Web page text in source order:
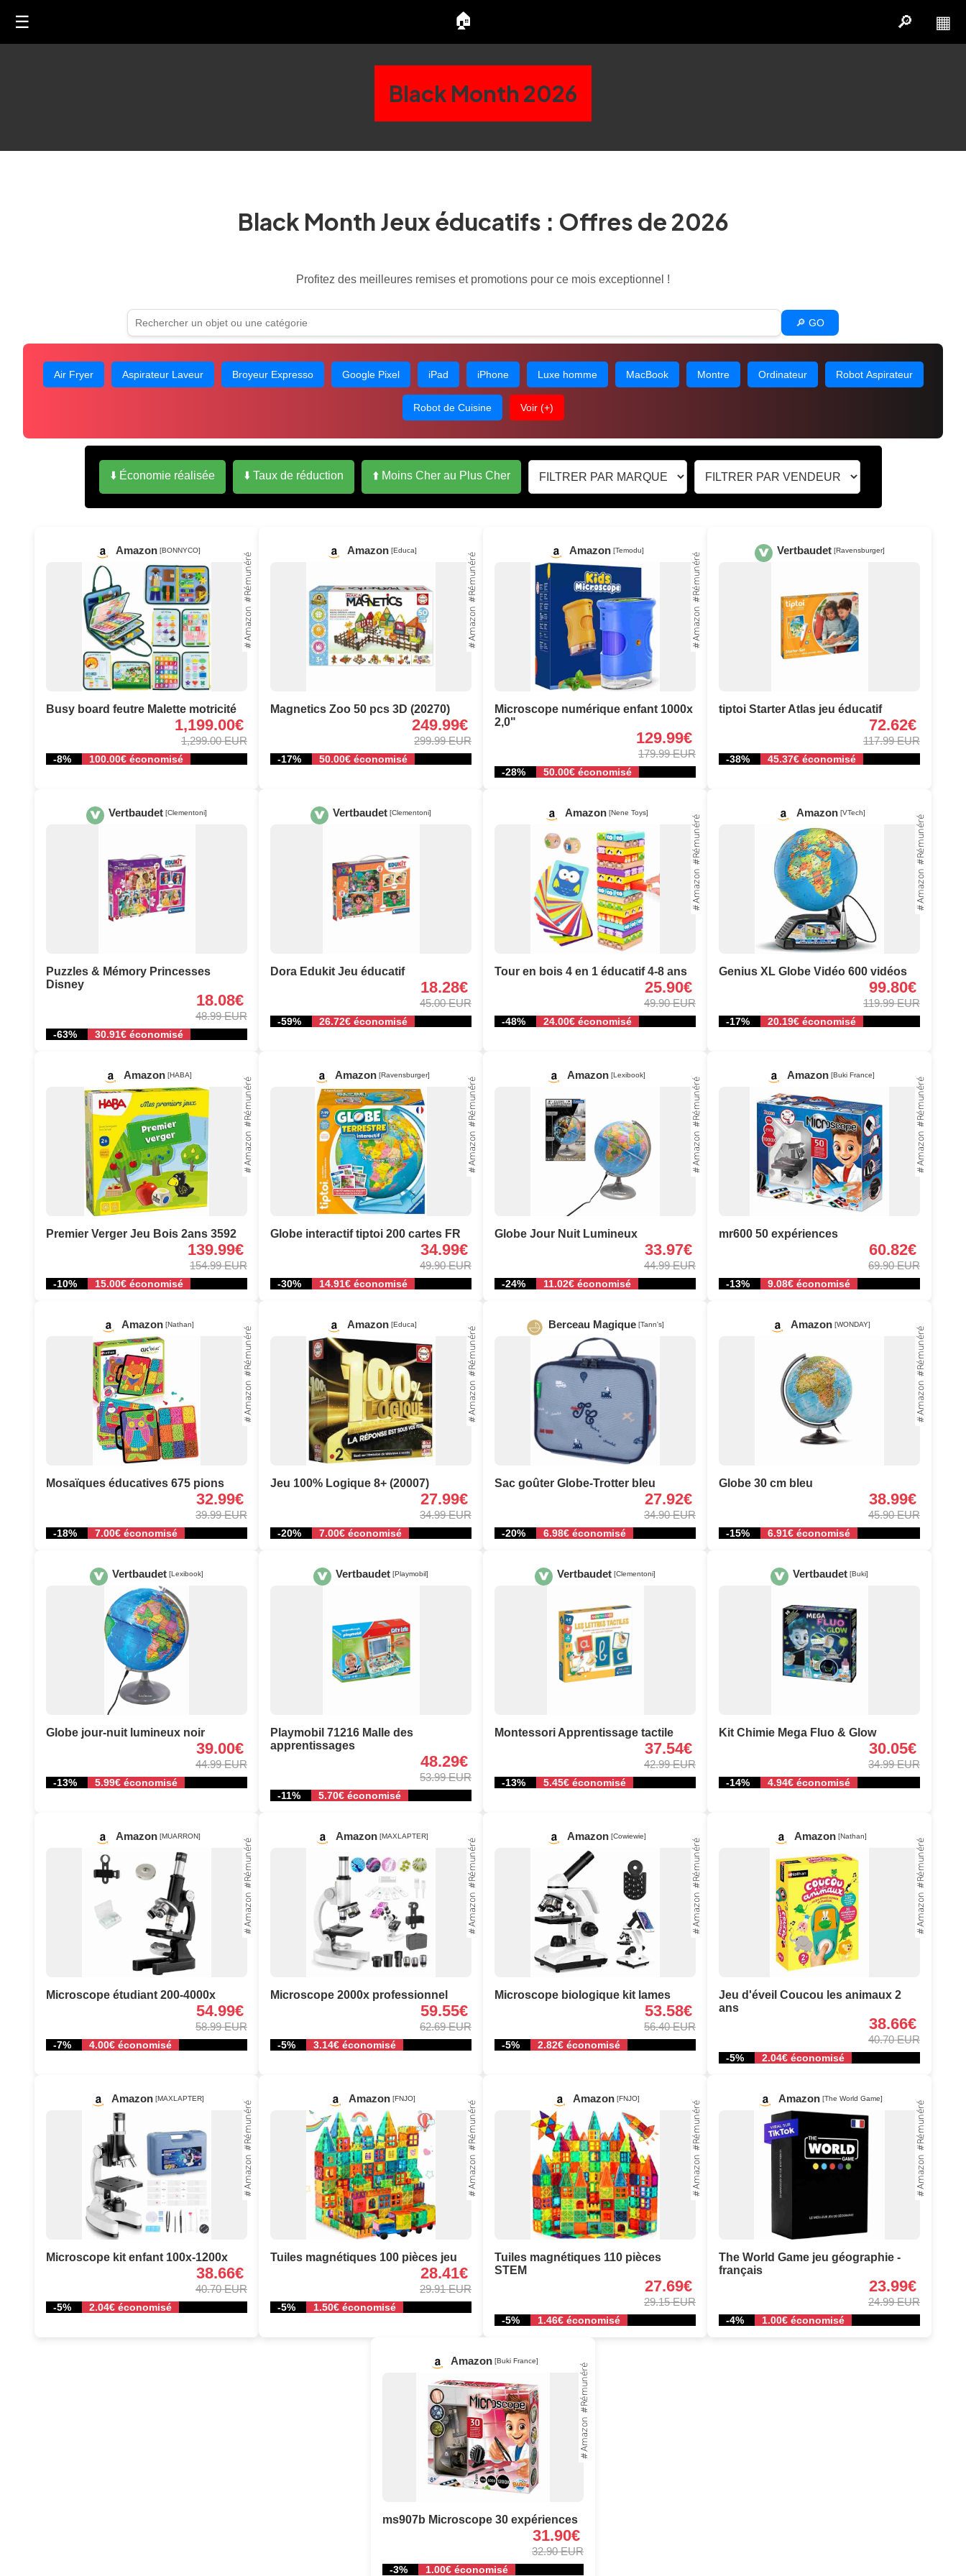
Black Month 2026
Black Month Jeux éducatifs : Offres de 2026
Profitez des meilleures remises et promotions pour ce mois exceptionnel !
🔎 GO
☰ 🏠 🔎 ▦
Air Fryer Aspirateur Laveur Broyeur Expresso Google Pixel iPad iPhone Luxe homme MacBook Montre Ordinateur Robot Aspirateur
Robot de Cuisine Voir (+)
⬇️ Économie réalisée ⬇️ Taux de réduction ⬆️ Moins Cher au Plus Cher
Amazon [BONNYCO]
Busy board feutre Malette motricité
1,199.00€
1,299.00 EUR
-8% 100.00€ économisé
Amazon [Educa]
Magnetics Zoo 50 pcs 3D (20270)
249.99€
299.99 EUR
-17% 50.00€ économisé
Amazon [Temodu]
Microscope numérique enfant 1000x
2,0"
129.99€
179.99 EUR
-28% 50.00€ économisé
Vertbaudet [Ravensburger]
tiptoi Starter Atlas jeu éducatif
72.62€
117.99 EUR
-38% 45.37€ économisé
Vertbaudet [Clementoni]
Puzzles & Mémory Princesses
Disney
18.08€
48.99 EUR
-63% 30.91€ économisé
Vertbaudet [Clementoni]
Dora Edukit Jeu éducatif
18.28€
45.00 EUR
-59% 26.72€ économisé
Amazon [Nene Toys]
Tour en bois 4 en 1 éducatif 4-8 ans
25.90€
49.90 EUR
-48% 24.00€ économisé
Amazon [VTech]
Genius XL Globe Vidéo 600 vidéos
99.80€
119.99 EUR
-17% 20.19€ économisé
Amazon [HABA]
Premier Verger Jeu Bois 2ans 3592
139.99€
154.99 EUR
-10% 15.00€ économisé
Amazon [Ravensburger]
Globe interactif tiptoi 200 cartes FR
34.99€
49.90 EUR
-30% 14.91€ économisé
Amazon [Lexibook]
Globe Jour Nuit Lumineux
33.97€
44.99 EUR
-24% 11.02€ économisé
Amazon [Buki France]
mr600 50 expériences
60.82€
69.90 EUR
-13% 9.08€ économisé
Amazon [Nathan]
Mosaïques éducatives 675 pions
32.99€
39.99 EUR
-18% 7.00€ économisé
Amazon [Educa]
Jeu 100% Logique 8+ (20007)
27.99€
34.99 EUR
-20% 7.00€ économisé
Berceau Magique [Tann's]
Sac goûter Globe-Trotter bleu
27.92€
34.90 EUR
-20% 6.98€ économisé
Amazon [WONDAY]
Globe 30 cm bleu
38.99€
45.90 EUR
-15% 6.91€ économisé
Vertbaudet [Lexibook]
Globe jour-nuit lumineux noir
39.00€
44.99 EUR
-13% 5.99€ économisé
Vertbaudet [Playmobil]
Playmobil 71216 Malle des
apprentissages
48.29€
53.99 EUR
-11% 5.70€ économisé
Vertbaudet [Clementoni]
Montessori Apprentissage tactile
37.54€
42.99 EUR
-13% 5.45€ économisé
Vertbaudet [Buki]
Kit Chimie Mega Fluo & Glow
30.05€
34.99 EUR
-14% 4.94€ économisé
Amazon [MUARRON]
Microscope étudiant 200-4000x
54.99€
58.99 EUR
-7% 4.00€ économisé
Amazon [MAXLAPTER]
Microscope 2000x professionnel
59.55€
62.69 EUR
-5% 3.14€ économisé
Amazon [Cowiewie]
Microscope biologique kit lames
53.58€
56.40 EUR
-5% 2.82€ économisé
Amazon [Nathan]
Jeu d'éveil Coucou les animaux 2
ans
38.66€
40.70 EUR
-5% 2.04€ économisé
Amazon [MAXLAPTER]
Microscope kit enfant 100x-1200x
38.66€
40.70 EUR
-5% 2.04€ économisé
Amazon [FNJO]
Tuiles magnétiques 100 pièces jeu
28.41€
29.91 EUR
-5% 1.50€ économisé
Amazon [FNJO]
Tuiles magnétiques 110 pièces
STEM
27.69€
29.15 EUR
-5% 1.46€ économisé
Amazon [The World Game]
The World Game jeu géographie -
français
23.99€
24.99 EUR
-4% 1.00€ économisé
Amazon [Buki France]
ms907b Microscope 30 expériences
31.90€
32.90 EUR
-3% 1.00€ économisé